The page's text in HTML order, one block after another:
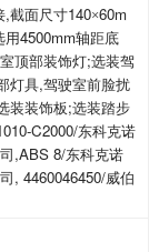
,截面尺寸140×60m
用4500mm轴距底
顶部装饰灯;选装驾
灯具,驾驶室前脸扰
装装饰板;选装踏步
C2000/东科克诺
,ABS 8/东科克诺
, 4460046450/威伯